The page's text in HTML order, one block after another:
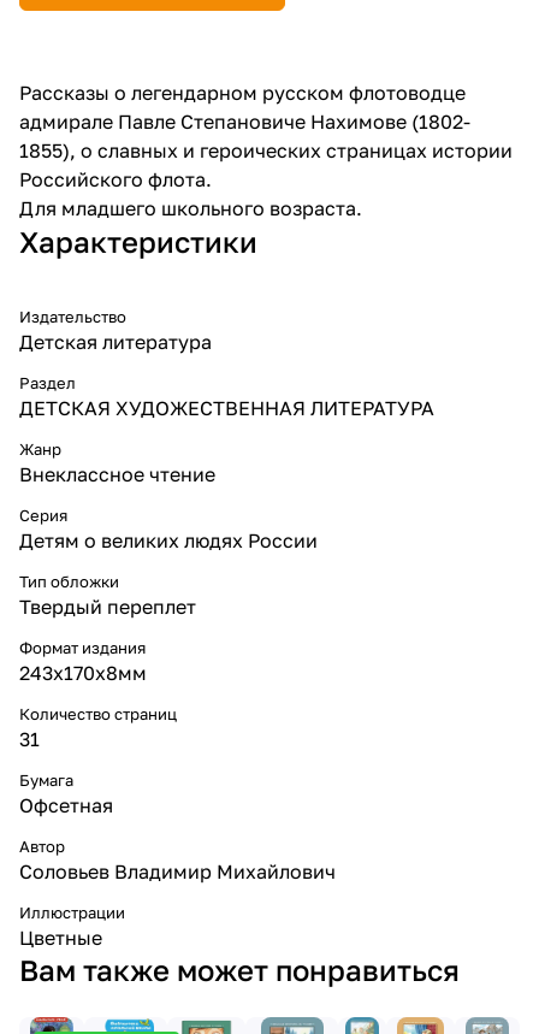
Рассказы о легендарном русском флотоводце
адмирале Павле Степановиче Нахимове (1802-
1855), о славных и героических страницах истории
Российского флота.
Для младшего школьного возраста.
Характеристики
Издательство
Детская литература
Раздел
ДЕТСКАЯ ХУДОЖЕСТВЕННАЯ ЛИТЕРАТУРА
Жанр
Внеклассное чтение
Серия
Детям о великих людях России
Тип обложки
Твердый переплет
Формат издания
243х170х8мм
Количество страниц
31
Бумага
Офсетная
Автор
Соловьев Владимир Михайлович
Иллюстрации
Цветные
Вам также может понравиться